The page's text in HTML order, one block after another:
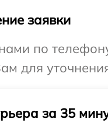
заявки
по
для
за 35